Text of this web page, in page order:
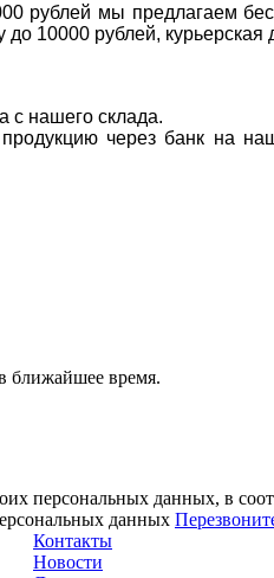
рублей мы предлагаем
10000 рублей,
с нашего склада.
через банк на
ближайшее время.
персональных данных, в
данных
Контакты
Новости